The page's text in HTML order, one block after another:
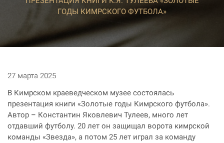
ГОДЫ КИМРСКОГО ФУТБОЛА»
27 марта 2025
В Кимрском краеведческом музее состоялась
презентация книги «Золотые годы Кимрского футбола».
Автор – Константин Яковлевич Тулеев, много лет
отдавший футболу. 20 лет он защищал ворота кимрской
команды «Звезда», а потом 25 лет играл за команду